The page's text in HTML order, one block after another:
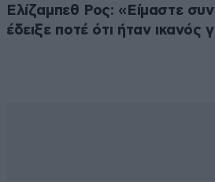
Ελίζαμπεθ Ρος: «Είμαστε
έδειξε ποτέ ότι ήταν ικανός